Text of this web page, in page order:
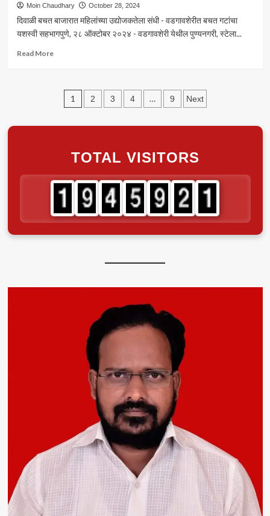
उमेदवारी
दाखल
–
दिवाळीवर
सावट;
पुढील
Moin Chaudhary October 28, 2024
दिवाळी बचत बाजारात महिलांच्या उद्योजकतेला संधी - वडगावशेरीत बचत गटांचा
यशस्वी सहभागपुणे, २८ ऑक्टोबर २०२४ - वडगावशेरी येथील पुण्यनगरी, स्टेला...
Read MoreRead
महानगर
पालिका,
बाजार,
विक्री
प्रदर्शन
Posts
1 2 3 4 … 9 Next
TOTAL VISITORS